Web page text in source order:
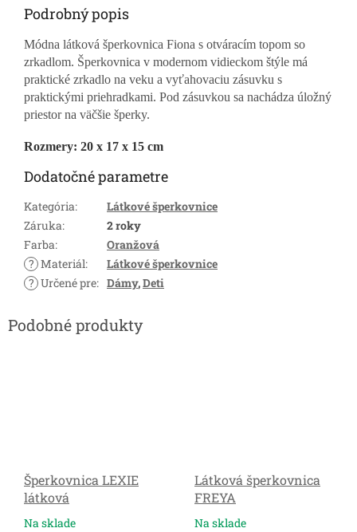
Podrobný popis
Módna látková šperkovnica Fiona s otváracím topom so
zrkadlom. Šperkovnica v modernom vidieckom štýle má
praktické zrkadlo na veku a vyťahovaciu zásuvku s
praktickými priehradkami. Pod zásuvkou sa nachádza úložný
priestor na väčšie šperky.
Rozmery: 20 x 17 x 15 cm
Dodatočné parametre
Kategória:
Látkové šperkovnice
Záruka:
2 roky
Farba:
Oranžová
? Materiál:
Látkové šperkovnice
? Určené pre: Dámy,Deti
Šperkovnica LEXIE
látková
Na sklade
Látková šperkovnica
FREYA
Na sklade